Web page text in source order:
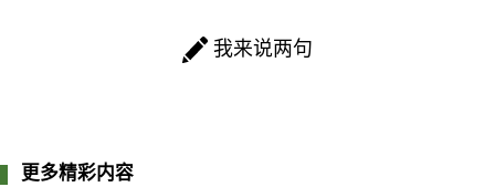
我来说两句
更多精彩内容